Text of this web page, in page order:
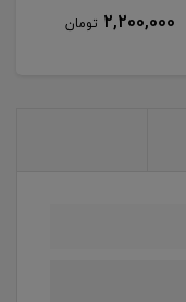
2,200,000 تومان